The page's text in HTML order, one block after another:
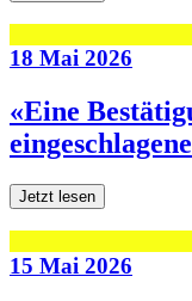
18 Mai 2026
«Eine
Jetzt lesen
15 Mai 2026